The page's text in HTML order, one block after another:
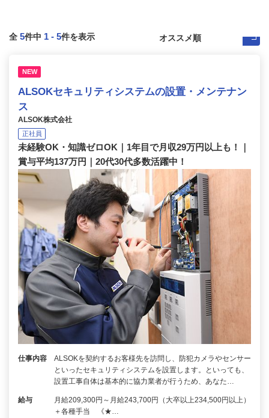
全 5件中 1 - 5件を表示
NEW
ALSOKセキュリティシステムの設置・メンテナン
ス
ALSOK株式会社
正社員
未経験OK・知識ゼロOK｜1年目で月収29万円以上も！｜
賞与平均137万円｜20代30代多数活躍中！
仕事内容
ALSOKを契約するお客様先を訪問し、防犯カメラやセンサー
といったセキュリティシステムを設置します。といっても、
設置工事自体は基本的に協力業者が行うため、あなた…
給与
月給209,300円～月給243,700円（大卒以上234,500円以上）
＋各種手当 《★…